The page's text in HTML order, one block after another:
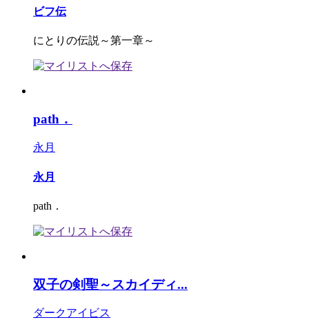
ビフ伝
にとりの伝説～第一章～
path．
永月
永月
path．
双子の剣聖～スカイディ...
ダークアイビス